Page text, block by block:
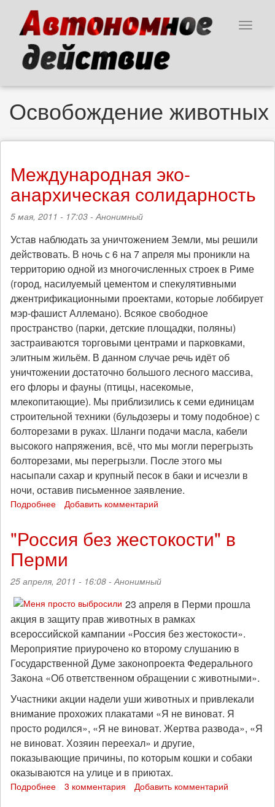
основному
содержанию
Toggle
Освобождение животных
Международная эко-
анархическая солидарность
5 мая, 2011 - 17:03 -Анонимный
Устав наблюдать за уничтожением Земли, мы решили
действовать. В ночь с 6 на 7 апреля мы проникли на
территорию одной из многочисленных строек в Риме
(город, насилуемый цементом и спекулятивными
джентрификационными проектами, которые лоббирует
мэр-фашист Аллемано). Всякое свободное
пространство (парки, детские площадки, поляны)
застраиваются торговыми центрами и парковками,
элитным жильём. В данном случае речь идёт об
уничтожении достаточно большого лесного массива,
его флоры и фауны (птицы, насекомые,
млекопитающие). Мы приблизились к семи единицам
строительной техники (бульдозеры и тому подобное) с
болторезами в руках. Шланги подачи масла, кабели
высокого напряжения, всё, что мы могли перегрызть
болторезами, мы перегрызли. После этого мы
насыпали сахар и крупный песок в баки и исчезли в
ночи, оставив письменное заявление.
Подробнее
анархическая
Добавить комментарий
"Россия без жестокости" в
Перми
25 апреля, 2011 - 16:08 -Анонимный
23 апреля в Перми прошла
акция в защиту прав животных в рамках
всероссийской кампании «Россия без жестокости».
Мероприятие приурочено ко второму слушанию в
Государственной Думе законопроекта Федерального
Закона «Об ответственном обращении с животными».
Участники акции надели уши животных и привлекали
внимание прохожих плакатами «Я не виноват. Я
просто родился», «Я не виноват. Жертва развода», «Я
не виноват. Хозяин переехал» и другие,
показывающие причины, по которым кошки и собаки
оказываются на улице и в приютах.
Подробнее 3 комментария Добавить комментарий